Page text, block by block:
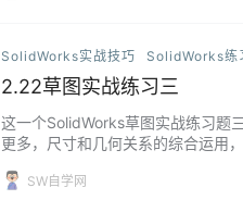
SolidWorks实战技巧 SolidWorks练
2.22草图实战练习三
这一个SolidWorks草图实战练习题
更多，尺寸和几何关系的综合运用
SW自学网